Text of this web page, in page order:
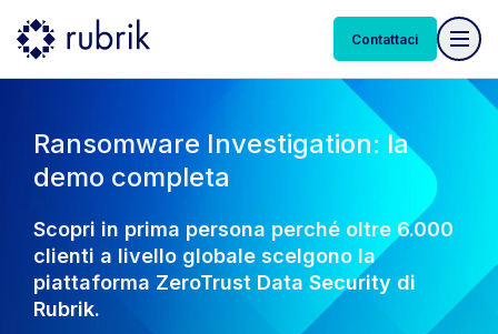
Contattaci
Ransomware Investigation: la
demo completa
Scopri in prima persona perché oltre 6.000
clienti a livello globale scelgono la
piattaforma ZeroTrust Data Security di
Rubrik.